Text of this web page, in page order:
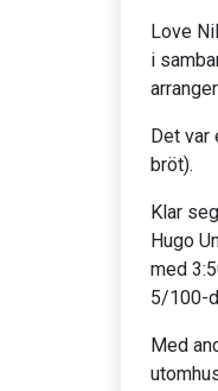
Love
i
Det var
bröt).
Klar
Hugo
med
5/100-
Med